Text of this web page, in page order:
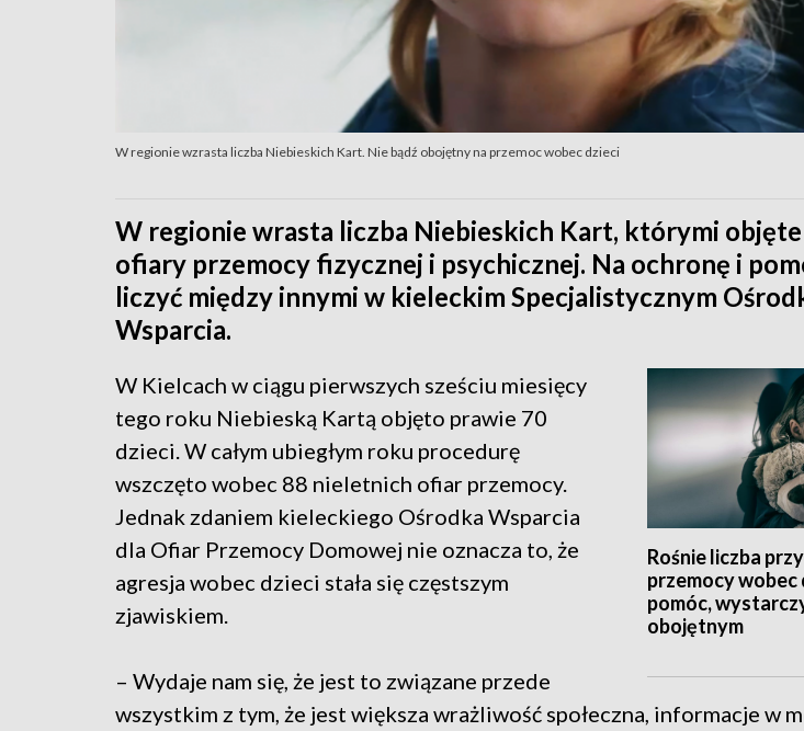
W regionie wzrasta liczba Niebieskich Kart. Nie bądź obojętny na przemoc wobec dzieci
W regionie wrasta liczba Niebieskich Kart, którymi objęte
ofiary przemocy fizycznej i psychicznej. Na ochronę i
liczyć między innymi w kieleckim Specjalistycznym
Wsparcia.
Rośnie liczba
przemocy wobec
pomóc,
obojętnym
W Kielcach w ciągu pierwszych sześciu miesięcy
tego roku Niebieską Kartą objęto prawie 70
dzieci. W całym ubiegłym roku procedurę
wszczęto wobec 88 nieletnich ofiar przemocy.
Jednak zdaniem kieleckiego Ośrodka Wsparcia
dla Ofiar Przemocy Domowej nie oznacza to, że
agresja wobec dzieci stała się częstszym
zjawiskiem.
– Wydaje nam się, że jest to związane przede
wszystkim z tym, że jest większa wrażliwość społeczna, informacje w